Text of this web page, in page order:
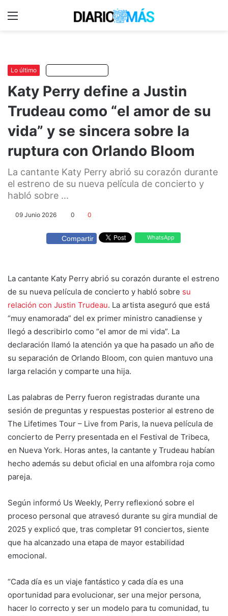
Lo último
Katy Perry define a Justin
Trudeau como “el amor de su
vida” y se sincera sobre la
ruptura con Orlando Bloom
La cantante Katy Perry abrió su corazón durante
el estreno de su nueva película de concierto y
habló sobre ...
09 Junio 2026 0 0
Compartir WhatsApp
La cantante Katy Perry abrió su corazón durante el estreno
de su nueva película de concierto y habló sobre su
relación con Justin Trudeau. La artista aseguró que está
“muy enamorada” del ex primer ministro canadiense y
llegó a describirlo como “el amor de mi vida”. La
declaración llamó la atención ya que ha pasado un año de
su separación de Orlando Bloom, con quien mantuvo una
larga relación y comparte una hija.
Las palabras de Perry fueron registradas durante una
sesión de preguntas y respuestas posterior al estreno de
The Lifetimes Tour – Live from Paris, la nueva película de
concierto de Perry presentada en el Festival de Tribeca,
en Nueva York. Horas antes, la cantante y Trudeau habían
hecho además su debut oficial en una alfombra roja como
pareja.
Según informó Us Weekly, Perry reflexionó sobre el
proceso personal que atravesó durante su gira mundial de
2025 y explicó que, tras completar 91 conciertos, siente
que ha alcanzado una etapa de mayor estabilidad
emocional.
“Cada día es un viaje fantástico y cada día es una
oportunidad para evolucionar, ser una mejor persona,
hacer lo correcto y ser un modelo para tu comunidad, tu